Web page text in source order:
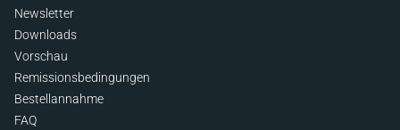
Newsletter
Downloads
Vorschau
Remissionsbedingungen
Bestellannahme
FAQ